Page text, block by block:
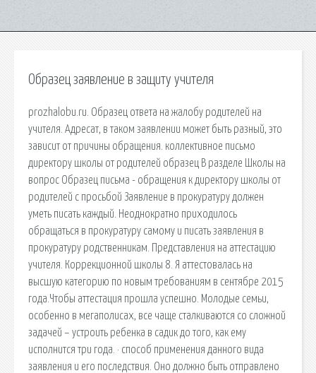
Образец заявление в защиту учителя
prozhalobu.ru. Образец ответа на жалобу родителей на
учителя. Адресат, в таком заявлении может быть разный, это
зависит от причины обращения. коллективное письмо
директору школы от родителей образец В разделе Школы на
вопрос Образец письма - обращения к директору школы от
родителей с просьбой Заявление в прокуратуру должен
уметь писать каждый. Неоднократно приходилось
обращаться в прокуратуру самому и писать заявления в
прокуратуру родственникам. Представления на аттестацию
учителя. Коррекционной школы 8. Я аттестовалась на
высшую категорию по новым требованиям в сентябре 2015
года.Чтобы аттестация прошла успешно. Молодые семьи,
особенно в мегаполисах, все чаще сталкиваются со сложной
задачей – устроить ребенка в садик до того, как ему
исполнится три года. · cпособ применения данного вида
заявления и его последствия. Оно должно быть отправлено